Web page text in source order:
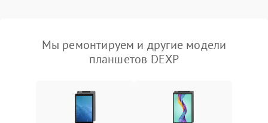
Мы ремонтируем и другие модели
планшетов DEXP